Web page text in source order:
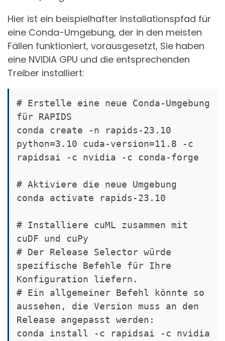
Hier ist ein beispielhafter Installationspfad für
eine Conda-Umgebung, der in den meisten
Fällen funktioniert, vorausgesetzt, Sie haben
eine NVIDIA GPU und die entsprechenden
Treiber installiert:
# Erstelle eine neue Conda-Umgebung
für RAPIDS
conda create -n rapids-23.10
python=3.10 cuda-version=11.8 -c
rapidsai -c nvidia -c conda-forge
# Aktiviere die neue Umgebung
conda activate rapids-23.10
# Installiere cuML zusammen mit
cuDF und cuPy
# Der Release Selector würde
spezifische Befehle für Ihre
Konfiguration liefern.
# Ein allgemeiner Befehl könnte so
aussehen, die Version muss an den
Release angepasst werden:
conda install -c rapidsai -c nvidia